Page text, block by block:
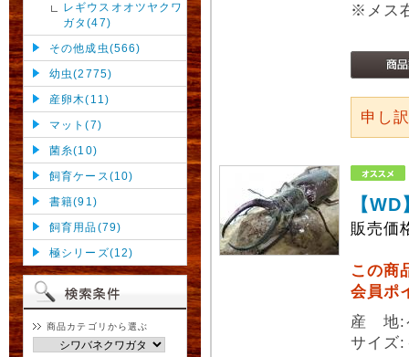
レギウスオオツヤクワ
ガタ(47)
その他成虫(566)
幼虫(2775)
産卵木(11)
マット(7)
菌糸(10)
飼育ケース(10)
書籍(91)
飼育用品(79)
極シリーズ(12)
商品カテゴリから選ぶ
※メス
申し
【
販売価
この商
会員ポ
産 地:
サイ